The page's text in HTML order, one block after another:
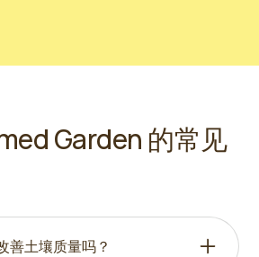
Garden 的常见
善土壤质量吗？